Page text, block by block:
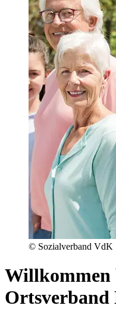
© Sozialverband VdK
Willkommen
Ortsverband